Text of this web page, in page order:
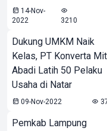
14-Nov-
2022
3210
Dukung UMKM Naik
Kelas, PT Konverta
Abadi Latih 50 Pelaku
Usaha di Natar
09-Nov-2022
Pemkab Lampung